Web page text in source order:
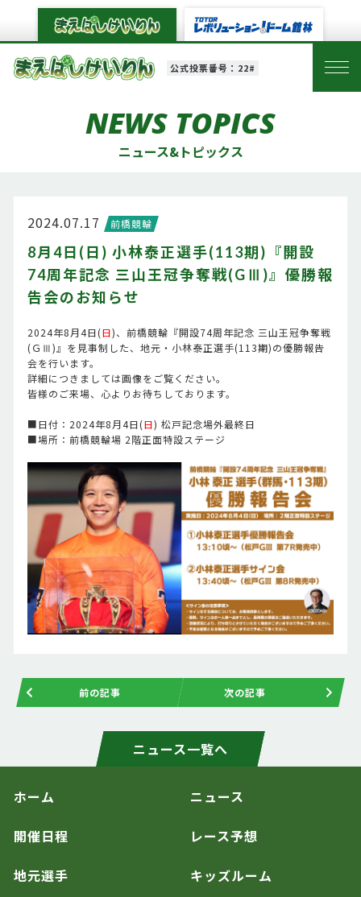
公式投票番号：22#
NEWS TOPICS
ニュース&トピックス
2024.07.17 前橋競輪
8月4日(日) 小林泰正選手(113期)『開設
74周年記念 三山王冠争奪戦(GⅢ)』優勝報
告会のお知らせ
2024年8月4日(日)、前橋競輪『開設74周年記念 三山王冠争奪戦
(ＧⅢ)』を見事制した、地元・小林泰正選手(113期)の優勝報告
会を行います。
詳細につきましては画像をご覧ください。
皆様のご来場、心よりお待ちしております。
■日付：2024年8月4日(日) 松戸記念場外最終日
■場所：前橋競輪場 2階正面特設ステージ
前の記事 次の記事
ニュース一覧へ
ホーム ニュース
開催日程 レース予想
地元選手 キッズルーム